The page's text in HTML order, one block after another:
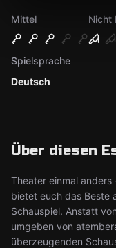
Mittel
Nicht
Deutsch
Spielsprache
Über diesen
Theater einmal
bietet euch das Beste
Schauspiel. Anstatt
umgeben von
überzeugenden